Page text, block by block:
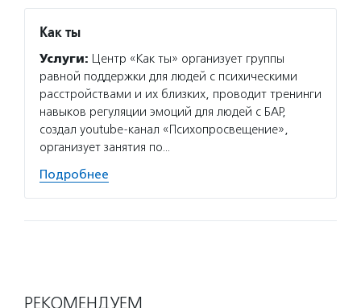
Как ты
Услуги: Центр «Как ты» организует группы
равной поддержки для людей с психическими
расстройствами и их близких, проводит тренинги
навыков регуляции эмоций для людей с БАР,
создал youtube-канал «Психопросвещение»,
организует занятия по…
Подробнее
РЕКОМЕНДУЕМ